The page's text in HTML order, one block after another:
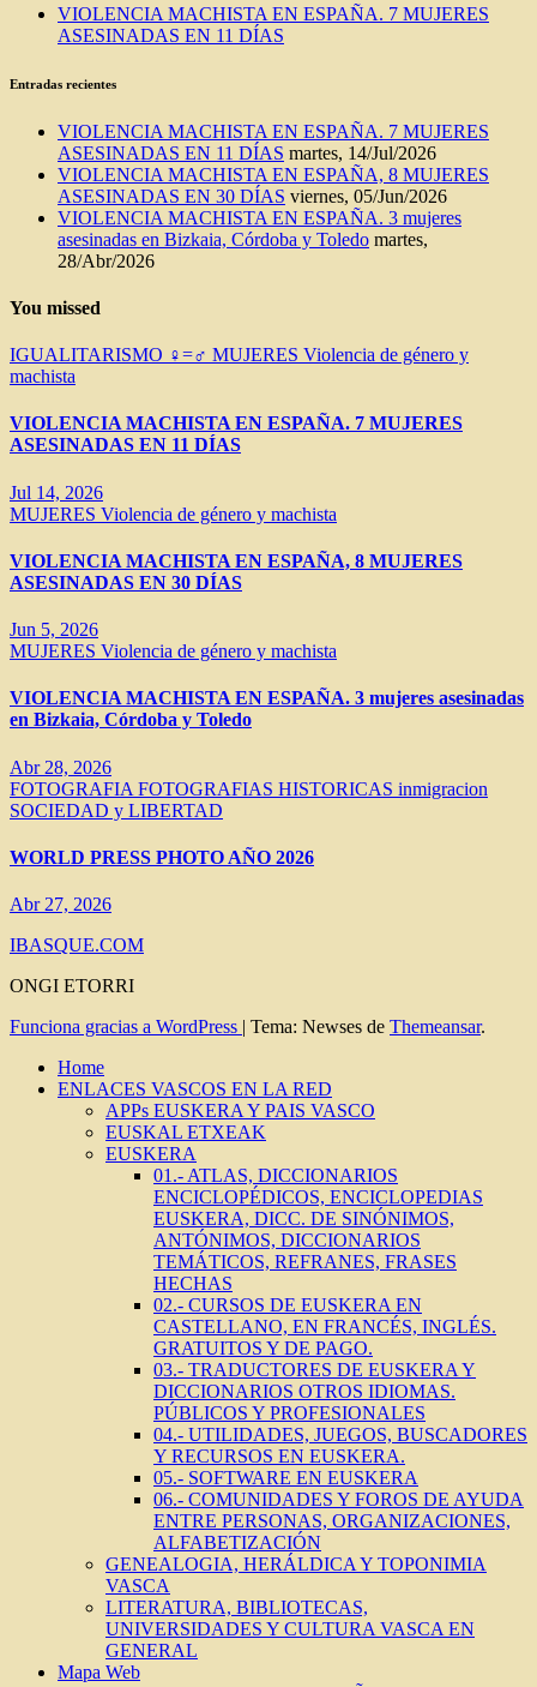
VIOLENCIA MACHISTA EN ESPAÑA. 7 MUJERES
ASESINADAS EN 11 DÍAS
Entradas recientes
VIOLENCIA MACHISTA EN ESPAÑA. 7 MUJERES
ASESINADAS EN 11 DÍAS martes, 14/Jul/2026
VIOLENCIA MACHISTA EN ESPAÑA, 8 MUJERES
ASESINADAS EN 30 DÍAS viernes, 05/Jun/2026
VIOLENCIA MACHISTA EN ESPAÑA. 3 mujeres
asesinadas en Bizkaia, Córdoba y Toledo martes,
28/Abr/2026
You missed
IGUALITARISMO ♀=♂ MUJERES Violencia de género y
machista
VIOLENCIA MACHISTA EN ESPAÑA. 7 MUJERES
ASESINADAS EN 11 DÍAS
Jul 14, 2026
MUJERES Violencia de género y machista
VIOLENCIA MACHISTA EN ESPAÑA, 8 MUJERES
ASESINADAS EN 30 DÍAS
Jun 5, 2026
MUJERES Violencia de género y machista
VIOLENCIA MACHISTA EN ESPAÑA. 3 mujeres asesinadas
en Bizkaia, Córdoba y Toledo
Abr 28, 2026
FOTOGRAFIA FOTOGRAFIAS HISTORICAS inmigracion
SOCIEDAD y LIBERTAD
WORLD PRESS PHOTO AÑO 2026
Abr 27, 2026
IBASQUE.COM
ONGI ETORRI
Funciona gracias a WordPress | Tema: Newses de Themeansar.
Home
ENLACES VASCOS EN LA RED
APPs EUSKERA Y PAIS VASCO
EUSKAL ETXEAK
EUSKERA
01.- ATLAS, DICCIONARIOS
ENCICLOPÉDICOS, ENCICLOPEDIAS
EUSKERA, DICC. DE SINÓNIMOS,
ANTÓNIMOS, DICCIONARIOS
TEMÁTICOS, REFRANES, FRASES
HECHAS
02.- CURSOS DE EUSKERA EN
CASTELLANO, EN FRANCÉS, INGLÉS.
GRATUITOS Y DE PAGO.
03.- TRADUCTORES DE EUSKERA Y
DICCIONARIOS OTROS IDIOMAS.
PÚBLICOS Y PROFESIONALES
04.- UTILIDADES, JUEGOS, BUSCADORES
Y RECURSOS EN EUSKERA.
05.- SOFTWARE EN EUSKERA
06.- COMUNIDADES Y FOROS DE AYUDA
ENTRE PERSONAS, ORGANIZACIONES,
ALFABETIZACIÓN
GENEALOGIA, HERÁLDICA Y TOPONIMIA
VASCA
LITERATURA, BIBLIOTECAS,
UNIVERSIDADES Y CULTURA VASCA EN
GENERAL
Mapa Web